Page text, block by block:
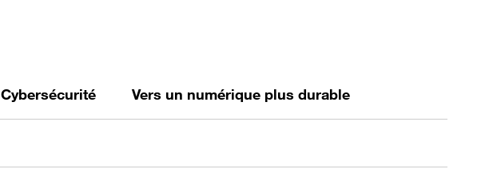
Cybersécurité Vers un numérique plus durable